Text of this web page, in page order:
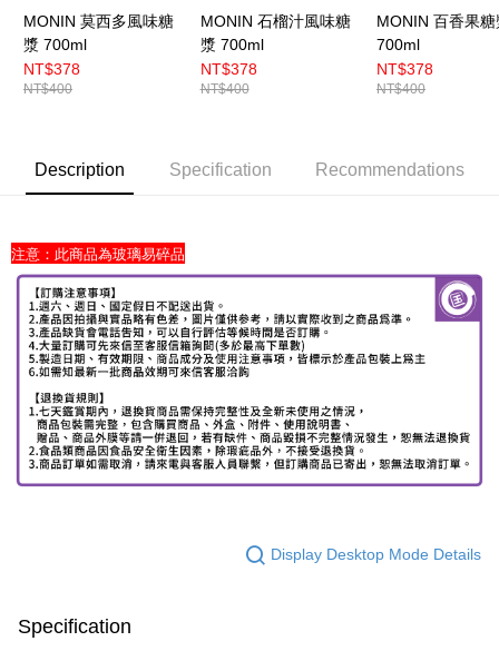
MONIN 莫西多風味糖
漿 700ml
NT$378
NT$400
MONIN 石榴汁風味糖
漿 700ml
NT$378
NT$400
MONIN 百香果糖
700ml
NT$378
NT$400
Description Specification Recommendations
注意：此商品為玻璃易碎品
Display Desktop Mode Details
Specification